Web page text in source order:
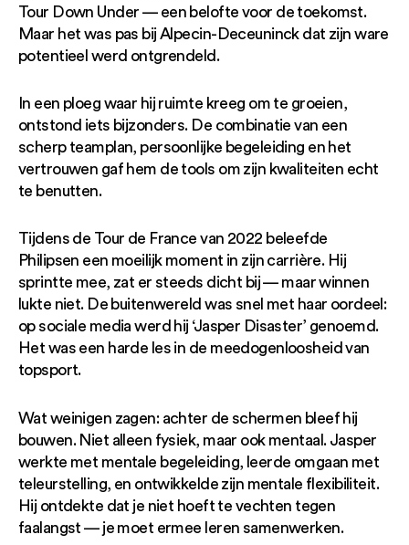
Tour Down Under — een belofte voor de toekomst.
Maar het was pas bij Alpecin-Deceuninck dat zijn ware
potentieel werd ontgrendeld.
In een ploeg waar hij ruimte kreeg om te groeien,
ontstond iets bijzonders. De combinatie van een
scherp teamplan, persoonlijke begeleiding en het
vertrouwen gaf hem de tools om zijn kwaliteiten echt
te benutten.
Tijdens de Tour de France van 2022 beleefde
Philipsen een moeilijk moment in zijn carrière. Hij
sprintte mee, zat er steeds dicht bij — maar winnen
lukte niet. De buitenwereld was snel met haar oordeel:
op sociale media werd hij ‘Jasper Disaster’ genoemd.
Het was een harde les in de meedogenloosheid van
topsport.
Wat weinigen zagen: achter de schermen bleef hij
bouwen. Niet alleen fysiek, maar ook mentaal. Jasper
werkte met mentale begeleiding, leerde omgaan met
teleurstelling, en ontwikkelde zijn mentale flexibiliteit.
Hij ontdekte dat je niet hoeft te vechten tegen
faalangst — je moet ermee leren samenwerken.